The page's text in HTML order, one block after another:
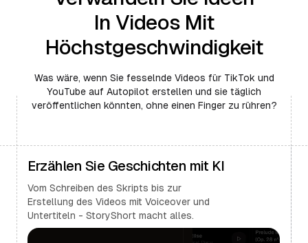
In Videos Mit
Höchstgeschwindigkeit
Was wäre, wenn Sie fesselnde Videos für TikTok und
YouTube auf Autopilot erstellen und sie täglich
veröffentlichen könnten, ohne einen Finger zu rühren?
Erzählen Sie Geschichten mit KI
Vom Schreiben des Skripts bis zur
Erstellung des Videos mit Voiceover und
Untertiteln - StoryShort macht alles.